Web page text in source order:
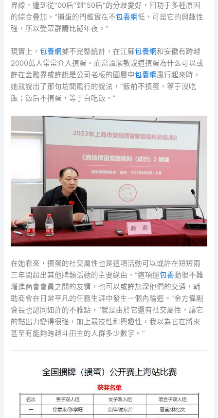
界線，遭到從“00后”到“50后”的分歧愛好，回功于多種原因
的綜合疊加，“摜蛋的門檻實在不包養網低，可是它的興趣性
強，所以受眾群體比擬年夜。”
現實上，包養網據不完整統計，在江蘇包養網和安徽有跨越
2000萬人常常介入摜蛋。而當譚潔敏說道摜蛋為什么可以或
許在金融界或許說是公司老板的圈層中包養網風行起來時，
她就說出了那句坊間風行的說法，“飯前不摜蛋，等于沒吃
飯；飯后不摜蛋，等于白吃飯。”
在她看來，摜蛋的社交屬性也是這項活動可以或許在短短兩
三年間超出其他牌類活動的主要緣由，“這項運包養動很不難
增進商會會員之間的友情，也可以或許加深他們的交通，輔
助商會在日常平凡的任務生涯中發生一個內輪迴。”金方偉副
會長也認同如許的不雅點，“就是由於它還有社交屬性，讓它
的黏出力變得很強，加上競技性和興趣性，我以為它在將來
甚至有能夠跨越斗田主的人群多少數字。”